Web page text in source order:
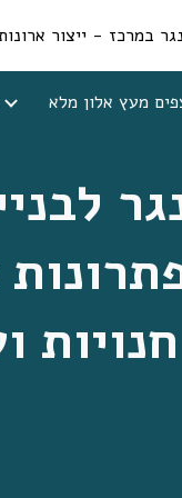
נגר במרכז - ייצור ארונות
מעץ אלון מלא
חנויות